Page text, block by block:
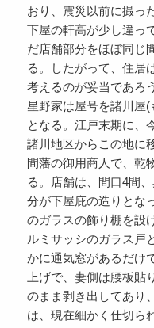
おり、震災以前に撮っ
下屋の軒高が少し違っ
だ店舗部分をほぼ同じ
る。したがって、住居
考えるのが妥当であろう
星野家は屋号を諸川屋(
となる。江戸末期に、
諸川地区からこの地に
間藩の御用商人で、乾
る。店舗は、間口4間
分が下屋庇の造りとな
のガラスの飾り棚を設
ルミサッシのガラス戸
かに通気窓があるだけ
上げで、妻側は腰板貼
のまま剥き出してあり
は、現在細かく仕切ら